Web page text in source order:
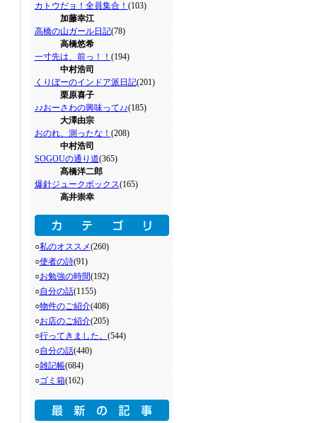
カトウだョ！全員集合！ (103)
加藤幸江
高橋の山ガール日記(78)
高橋悠希
一寸先は、前っ！！ (194)
中村浩司
くりぼーのインドア派日記(201)
栗原喜子
♪♪おーさわの興味って♪♪(185)
大澤由宗
おのれ、測ったな！ (208)
中村浩司
SOGOUの通り道(365)
髙橋洋二郎
爆針ジュークボックス(165)
高井崇幸
○私のオススメ(260)
○使者の詩(91)
○お勉強の時間(192)
○自分の話(1155)
○物件のご紹介(408)
○お店のご紹介(205)
○行ってきました。 (544)
○自分の話(440)
○雑記帳(684)
○ゴミ箱(162)